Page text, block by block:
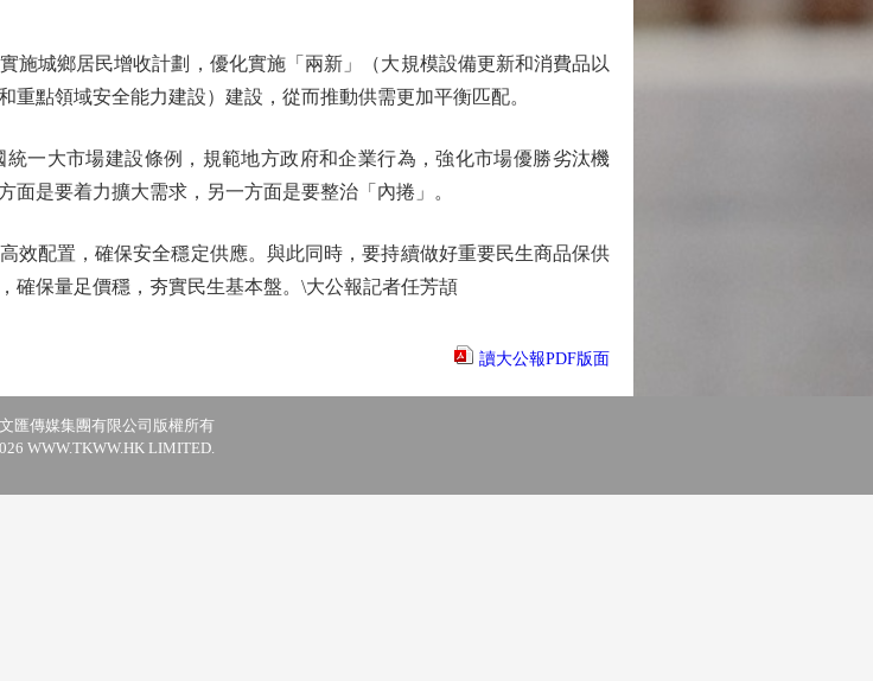
城鄉居民增收計劃，優化實施「兩新」（大規模設備更新和消費品以
點領域安全能力建設）建設，從而推動供需更加平衡匹配。
大市場建設條例，規範地方政府和企業行為，強化市場優勝劣汰機
是要着力擴大需求，另一方面是要整治「內捲」。
配置，確保安全穩定供應。與此同時，要持續做好重要民生商品保供
確保量足價穩，夯實民生基本盤。\大公報記者任芳頡
讀大公報PDF版面
匯傳媒集團有限公司版權所有
WWW.TKWW.HK LIMITED.